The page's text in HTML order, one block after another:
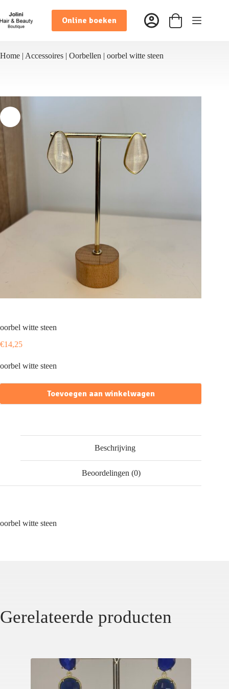
naar
de
inhoud
Online boeken Winkelwagen
Home | Accessoires | Oorbellen | oorbel witte steen
oorbel witte steen
€14,25
oorbel witte steen
Toevoegen aan winkelwagen
Beschrijving
Beoordelingen (0)
oorbel witte steen
Gerelateerde producten